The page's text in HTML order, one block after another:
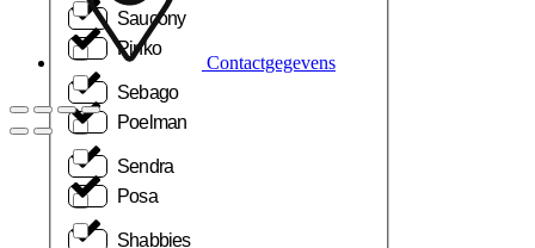
Saucony
Sebago
Sendra
Shabbies
Pinko
Poelman
Posa
Contactgegevens